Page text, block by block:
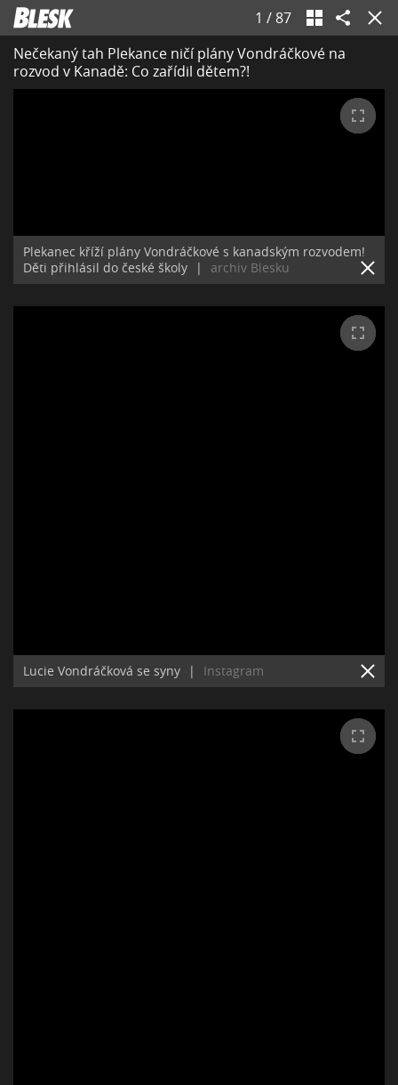
1 / 87
Nečekaný tah Plekance ničí plány Vondráčkové na
rozvod v Kanadě: Co zařídil dětem?!
Plekanec kříží plány Vondráčkové s kanadským rozvodem!
Děti přihlásil do české školy
| archiv Blesku
Lucie Vondráčková se syny | Instagram